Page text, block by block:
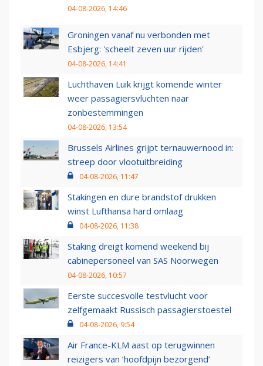
04-08-2026, 14:46
Groningen vanaf nu verbonden met
Esbjerg: 'scheelt zeven uur rijden'
04-08-2026, 14:41
Luchthaven Luik krijgt komende winter
weer passagiersvluchten naar
zonbestemmingen
04-08-2026, 13:54
Brussels Airlines grijpt ternauwernood in:
streep door vlootuitbreiding
04-08-2026, 11:47
Stakingen en dure brandstof drukken
winst Lufthansa hard omlaag
04-08-2026, 11:38
Staking dreigt komend weekend bij
cabinepersoneel van SAS Noorwegen
04-08-2026, 10:57
Eerste succesvolle testvlucht voor
zelfgemaakt Russisch passagierstoestel
04-08-2026, 9:54
Air France-KLM aast op terugwinnen
reizigers van ‘hoofdpijn bezorgend’